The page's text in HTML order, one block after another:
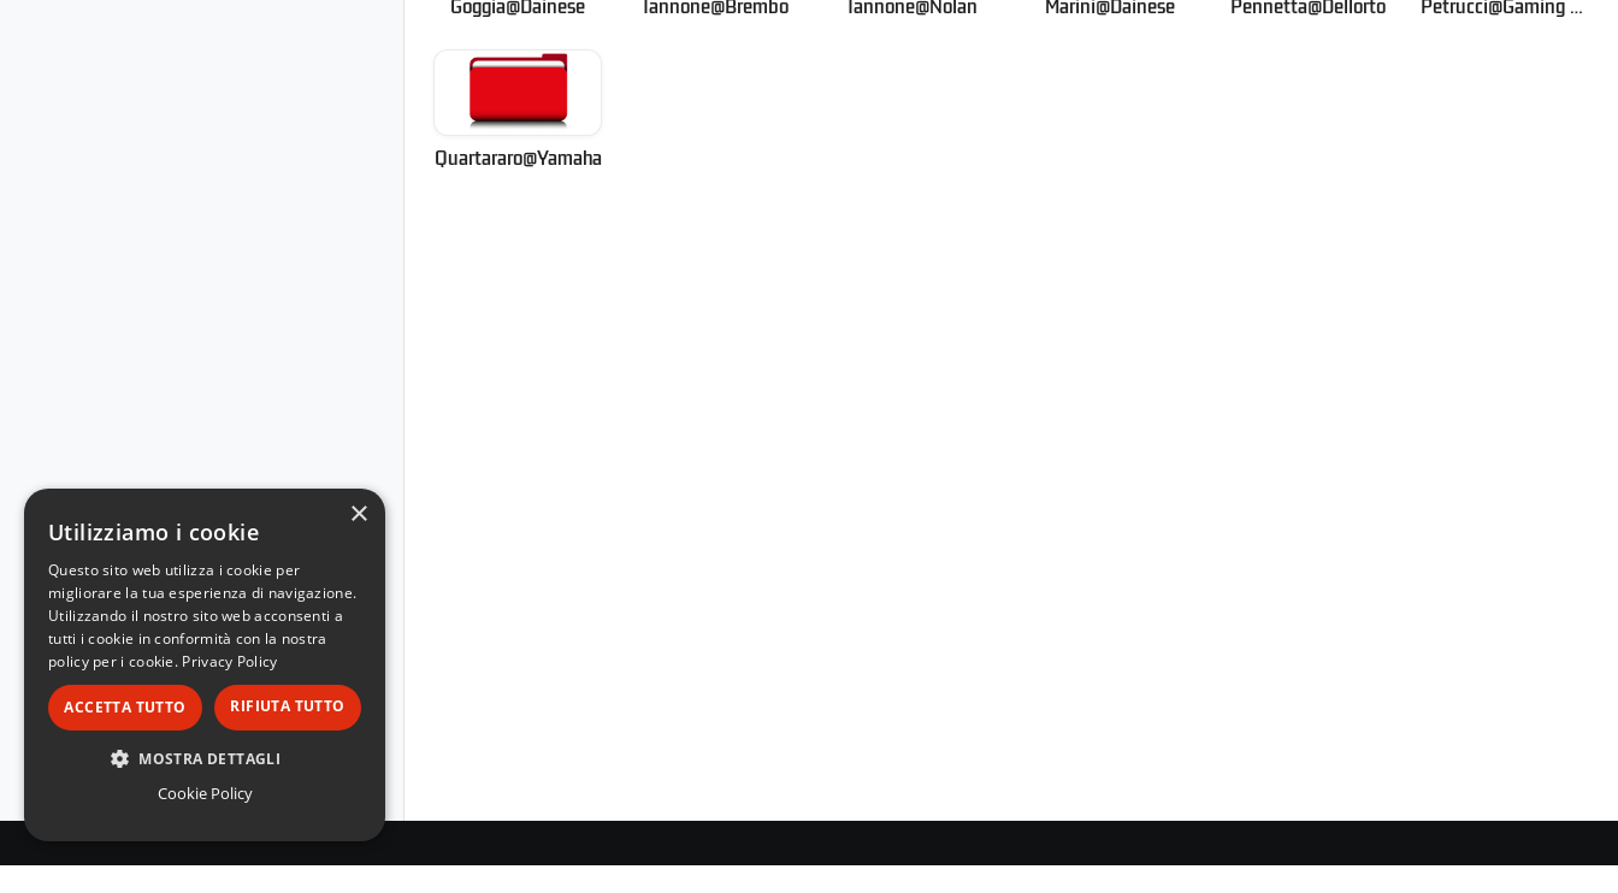
Goggia@Dainese Iannone@Brembo Iannone@Nolan Marini@Dainese Pennetta@Dellorto Petrucci@Gaming Arena
Quartararo@Yamaha
×
Utilizziamo i cookie
Questo sito web utilizza i cookie per
migliorare la tua esperienza di navigazione.
Utilizzando il nostro sito web acconsenti a
tutti i cookie in conformità con la nostra
policy per i cookie. Privacy Policy
ACCETTA TUTTO RIFIUTA TUTTO
MOSTRA DETTAGLI
STRETTAMENTE NECESSARI
Cookie Policy